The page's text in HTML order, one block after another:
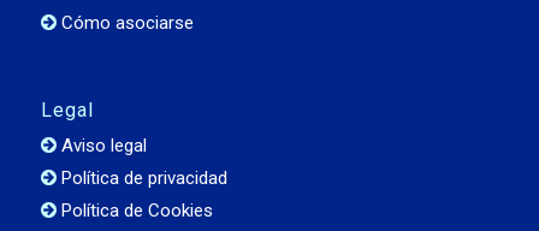
Cómo asociarse
Legal
Aviso legal
Política de privacidad
Política de Cookies